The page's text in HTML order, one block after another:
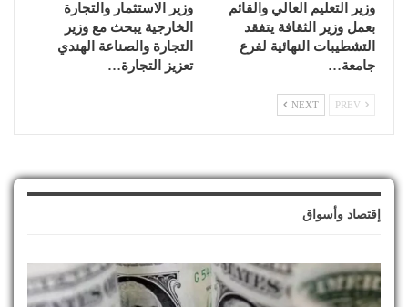
وزير التعليم العالي والقائم
بعمل وزير الثقافة يتفقد
التشطيبات النهائية لفرع
جامعة…
وزير الاستثمار والتجارة
الخارجية يبحث مع وزير
التجارة والصناعة الهندي
تعزيز التجارة…
NEXT
إقتصاد وأسواق